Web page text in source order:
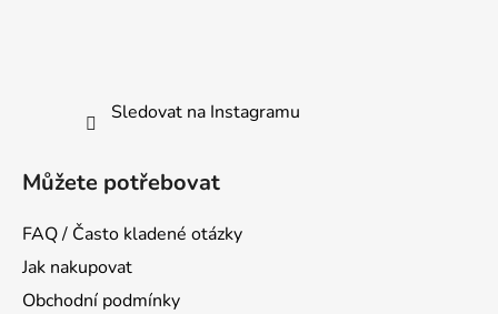
Sledovat na Instagramu
Můžete potřebovat
FAQ / Často kladené otázky
Jak nakupovat
Obchodní podmínky